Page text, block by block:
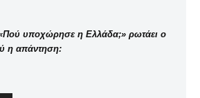
υποχώρησε η Ελλάδα;» ρωτάει ο
η απάντηση: